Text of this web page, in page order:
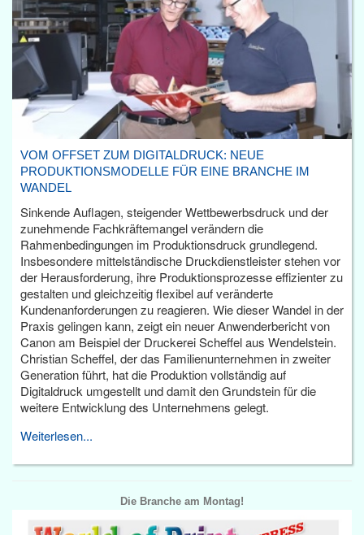
VOM OFFSET ZUM DIGITALDRUCK: NEUE
PRODUKTIONSMODELLE FÜR EINE BRANCHE IM
WANDEL
Sinkende Auflagen, steigender Wettbewerbsdruck und der
zunehmende Fachkräftemangel verändern die
Rahmenbedingungen im Produktionsdruck grundlegend.
Insbesondere mittelständische Druckdienstleister stehen vor
der Herausforderung, ihre Produktionsprozesse effizienter zu
gestalten und gleichzeitig flexibel auf veränderte
Kundenanforderungen zu reagieren. Wie dieser Wandel in der
Praxis gelingen kann, zeigt ein neuer Anwenderbericht von
Canon am Beispiel der Druckerei Scheffel aus Wendelstein.
Christian Scheffel, der das Familienunternehmen in zweiter
Generation führt, hat die Produktion vollständig auf
Digitaldruck umgestellt und damit den Grundstein für die
weitere Entwicklung des Unternehmens gelegt.
Weiterlesen...
Die Branche am Montag!